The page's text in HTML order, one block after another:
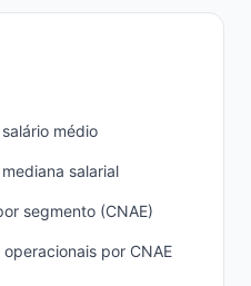
médio
salarial
segmento (CNAE)
por CNAE